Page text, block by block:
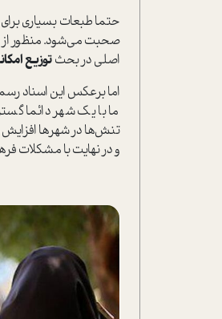
حتما طبعات بسیاری
صحبت می‌شود. منظور از
اصلی در بحثتوزیع
اما برعکس این اسناد
ما با یک شهر دائما
تنش‌ها در شهرها
و در نهایت با مشکلات